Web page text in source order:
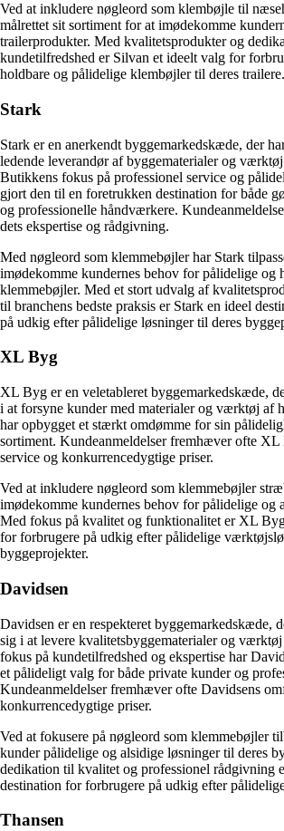
Ved at inkludere nøgleord som klembøjle til
målrettet sit sortiment for at imødekomme
trailerprodukter. Med kvalitetsprodukter og
kundetilfredshed er Silvan et ideelt valg for
holdbare og pålidelige klembøjler til deres trailere.
Stark
Stark er en anerkendt byggemarkedskæde, der
ledende leverandør af byggematerialer og
Butikkens fokus på professionel service og
gjort den til en foretrukken destination for både
og professionelle håndværkere.
dets ekspertise og rådgivning.
Med nøgleord som klemmebøjler har Stark
imødekomme kundernes behov for pålidelige og
klemmebøjler. Med et stort udvalg af
til branchens bedste praksis er Stark en ideel
på udkig efter pålidelige løsninger til deres
XL Byg
XL Byg er en veletableret byggemarkedskæde,
i at forsyne kunder med materialer og værktøj af
har opbygget et stærkt omdømme for sin
sortiment. Kundeanmeldelser fremhæver ofte XL
service og konkurrencedygtige priser.
Ved at inkludere nøgleord som klemmebøjler
imødekomme kundernes behov for pålidelige og
Med fokus på kvalitet og funktionalitet er XL
for forbrugere på udkig efter pålidelige
byggeprojekter.
Davidsen
Davidsen er en respekteret byggemarkedskæde,
sig i at levere kvalitetsbyggematerialer og
fokus på kundetilfredshed og ekspertise har
et pålideligt valg for både private kunder og
Kundeanmeldelser fremhæver ofte Davidsens
konkurrencedygtige priser.
Ved at fokusere på nøgleord som klemmebøjler
kunder pålidelige og alsidige løsninger til deres
dedikation til kvalitet og professionel rådgivning
destination for forbrugere på udkig efter
Thansen